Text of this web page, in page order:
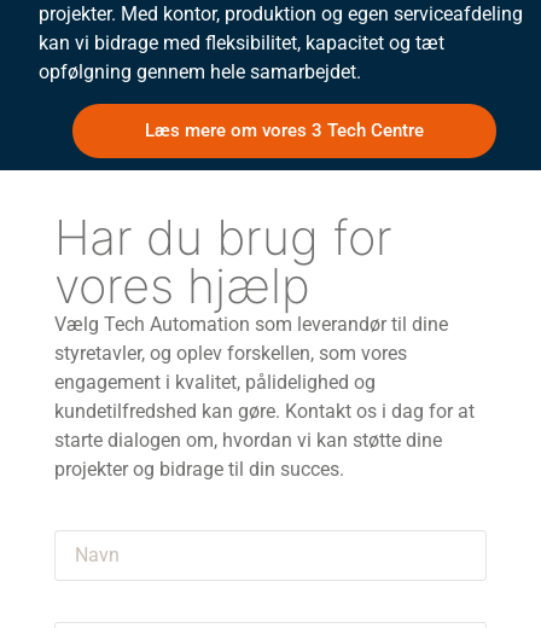
projekter. Med kontor, produktion og egen serviceafdeling
kan vi bidrage med fleksibilitet, kapacitet og tæt
opfølgning gennem hele samarbejdet.
Læs mere om vores 3 Tech Centre
Har du brug for
vores hjælp
Vælg Tech Automation som leverandør til dine
styretavler, og oplev forskellen, som vores
engagement i kvalitet, pålidelighed og
kundetilfredshed kan gøre. Kontakt os i dag for at
starte dialogen om, hvordan vi kan støtte dine
projekter og bidrage til din succes.